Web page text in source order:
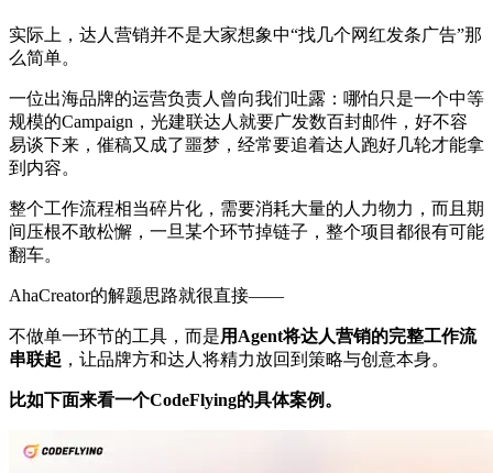
实际上，达人营销并不是大家想象中“找几个网红发条广告”那
么简单。
一位出海品牌的运营负责人曾向我们吐露：哪怕只是一个中等
规模的Campaign，光建联达人就要广发数百封邮件，好不容
易谈下来，催稿又成了噩梦，经常要追着达人跑好几轮才能拿
到内容。
整个工作流程相当碎片化，需要消耗大量的人力物力，而且期
间压根不敢松懈，一旦某个环节掉链子，整个项目都很有可能
翻车。
AhaCreator的解题思路就很直接——
不做单一环节的工具，而是用Agent将达人营销的完整工作流
串联起 ，让品牌方和达人将精力放回到策略与创意本身。
比如下面来看一个CodeFlying的具体案例。